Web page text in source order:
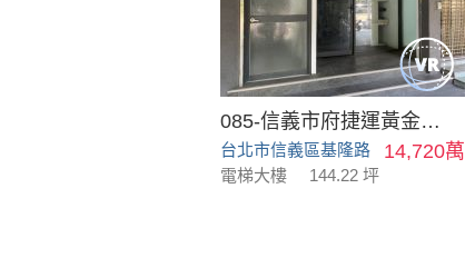
085-信義市府捷運黃金店面
台北市信義區基隆路 14,720萬
電梯大樓 144.22 坪